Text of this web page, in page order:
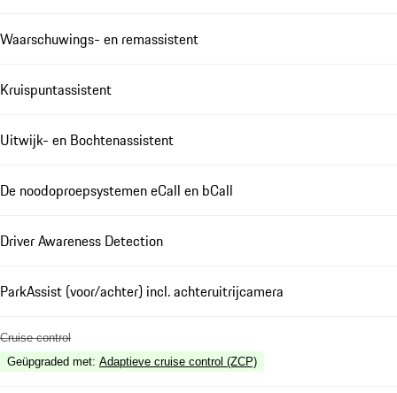
Waarschuwings- en remassistent
Kruispuntassistent
Uitwijk- en Bochtenassistent
De noodoproepsystemen eCall en bCall
Driver Awareness Detection
ParkAssist (voor/achter) incl. achteruitrijcamera
Cruise control
Geüpgraded met: Adaptieve cruise control (ZCP)